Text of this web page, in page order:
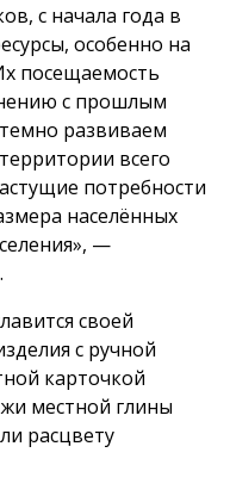
с начала года в
особенно на
посещаемость
с прошлым
развиваем
всего
потребности
населённых
—
своей
с ручной
карточкой
местной глины
расцвету